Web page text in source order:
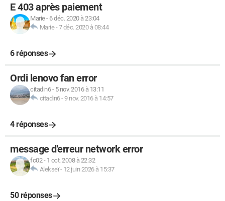
E 403 après paiement
Marie- 6 déc. 2020 à 23:04
Marie-7 déc. 2020 à 08:44
6 réponses
Ordi lenovo fan error
citadin6- 5 nov. 2016 à 13:11
citadin6-9 nov. 2016 à 14:57
4 réponses
message d'erreur network error
fc02- 1 oct. 2008 à 22:32
Alekseï- 12 juin 2026 à 15:37
50 réponses